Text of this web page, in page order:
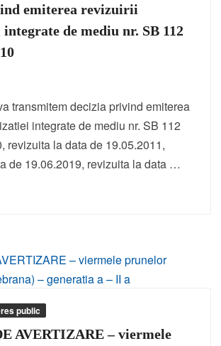
emiterea revizuirii
de mediu nr. SB 112
transmitem decizia privind emiterea
integrate de mediu nr. SB 112
revizuita la data de 19.05.2011,
de 19.06.2019, revizuita la data …
public
AVERTIZARE – viermele